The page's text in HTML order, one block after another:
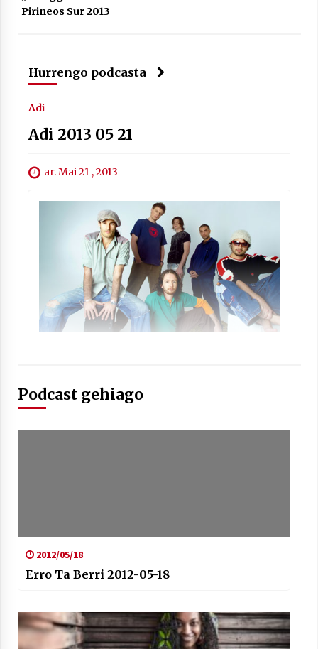
2021/06/30
Pirineos Sur 2013
Hurrengo podcasta
Adi
Adi 2013 05 21
ar. Mai 21 , 2013
Podcast gehiago
2012/05/18
Erro Ta Berri 2012-05-18